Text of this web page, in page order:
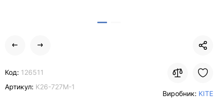
Код: 126511
Артикул: K26-727M-1
Виробник: KITE